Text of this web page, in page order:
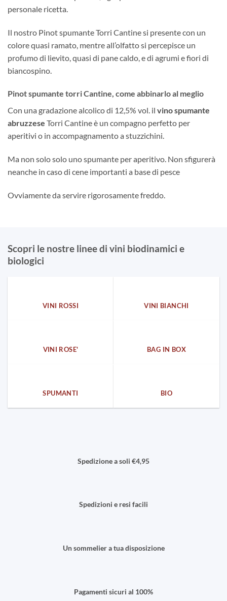
personale ricetta.
Il nostro Pinot spumante Torri Cantine si presente con un
colore quasi ramato, mentre all’olfatto si percepisce un
profumo di lievito, quasi di pane caldo, e di agrumi e fiori di
biancospino.
Pinot spumante torri Cantine, come abbinarlo al meglio
Con una gradazione alcolico di 12,5% vol. il vino spumante
abruzzese Torri Cantine è un compagno perfetto per
aperitivi o in accompagnamento a stuzzichini.
Ma non solo solo uno spumante per aperitivo. Non sfigurerà
neanche in caso di cene importanti a base di pesce
Ovviamente da servire rigorosamente freddo.
Scopri le nostre linee di vini biodinamici e
biologici
VINI ROSSI VINI BIANCHI
VINI ROSE' BAG IN BOX
SPUMANTI BIO
Spedizione a soli €4,95
Spedizioni e resi facili
Un sommelier a tua disposizione
Pagamenti sicuri al 100%